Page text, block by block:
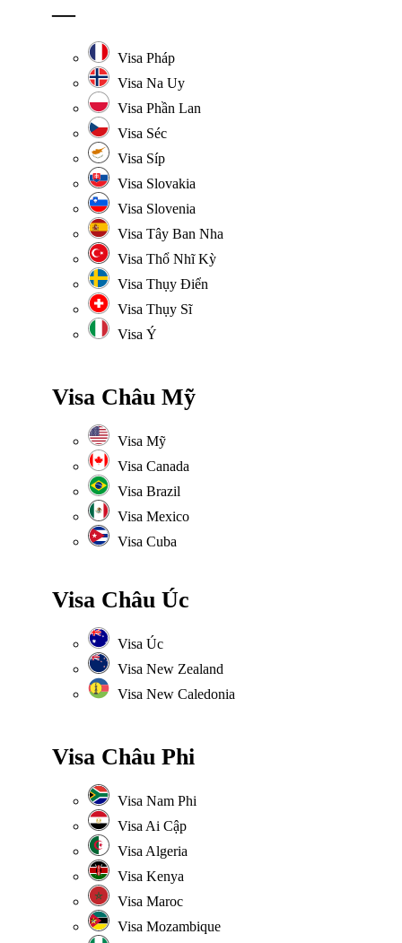
—
Visa Pháp
Visa Na Uy
Visa Phần Lan
Visa Séc
Visa Síp
Visa Slovakia
Visa Slovenia
Visa Tây Ban Nha
Visa Thổ Nhĩ Kỳ
Visa Thụy Điển
Visa Thụy Sĩ
Visa Ý
Visa Châu Mỹ
Visa Mỹ
Visa Canada
Visa Brazil
Visa Mexico
Visa Cuba
Visa Châu Úc
Visa Úc
Visa New Zealand
Visa New Caledonia
Visa Châu Phi
Visa Nam Phi
Visa Ai Cập
Visa Algeria
Visa Kenya
Visa Maroc
Visa Mozambique